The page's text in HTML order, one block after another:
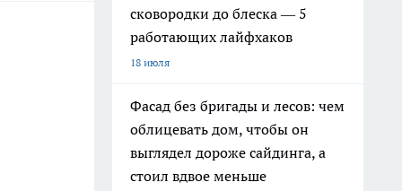
сковородки до блеска — 5
работающих лайфхаков
18 июля
Фасад без бригады и лесов: чем
облицевать дом, чтобы он
выглядел дороже сайдинга, а
стоил вдвое меньше